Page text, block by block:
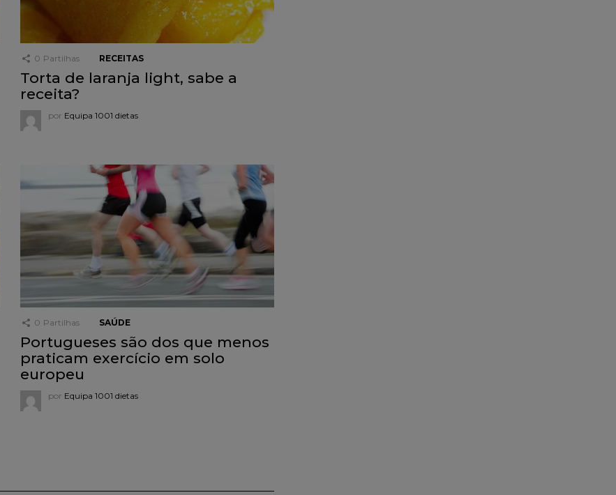
0 Partilhas RECEITAS
Torta de laranja light, sabe a
receita?
por Equipa 1001 dietas
0 Partilhas SAÚDE
Portugueses são dos que menos
praticam exercício em solo
europeu
por Equipa 1001 dietas